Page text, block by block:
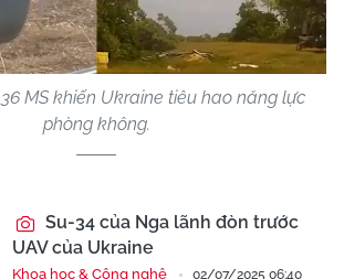
Video
MS khiến Ukraine tiêu hao năng lực
phòng không.
Su-34 của Nga lãnh đòn trước
UAV của Ukraine
Khoa học & Công nghệ 02/07/2025 06:40